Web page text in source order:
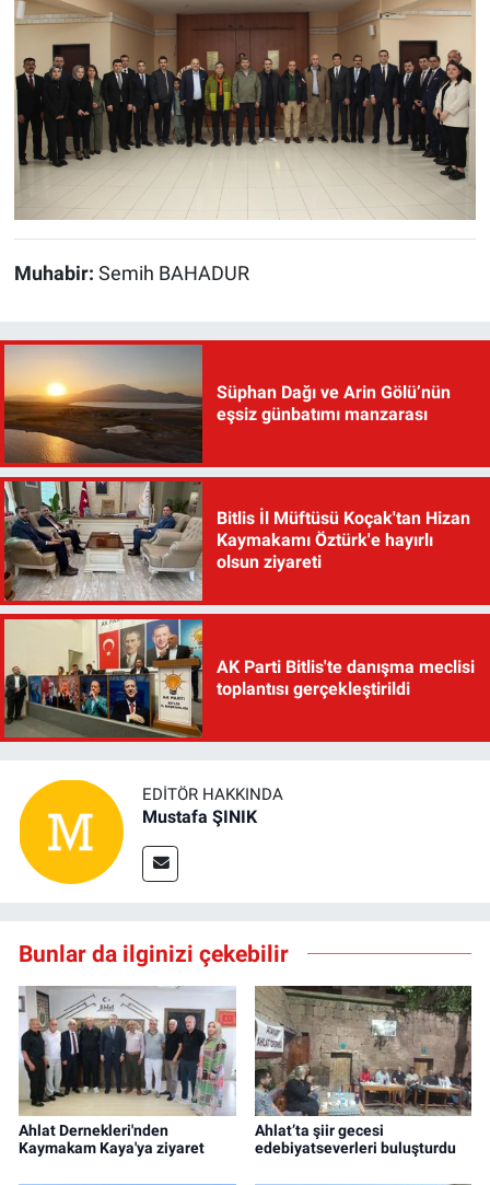
Muhabir: Semih BAHADUR
Süphan Dağı ve Arin Gölü’nün
eşsiz günbatımı manzarası
Bitlis İl Müftüsü Koçak'tan Hizan
Kaymakamı Öztürk'e hayırlı
olsun ziyareti
AK Parti Bitlis'te danışma meclisi
toplantısı gerçekleştirildi
EDITÖR HAKKINDA
Mustafa ŞINIK
Bunlar da ilginizi çekebilir
Ahlat Dernekleri'nden
Kaymakam Kaya'ya ziyaret
Ahlat’ta şiir gecesi
edebiyatseverleri buluşturdu